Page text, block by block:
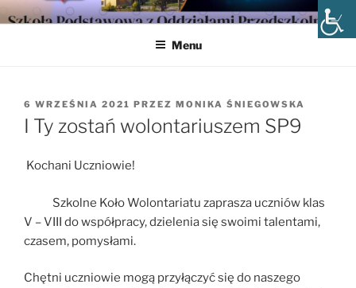
Przejdź
do
SZKOŁA PODSTAWOWA NR 9
W INOWROCŁAWIU
Menu
OPUBLIKOWANE
W
6 WRZEŚNIA 2021 PRZEZ MONIKA ŚNIEGOWSKA
I Ty zostań wolontariuszem SP9
Kochani Uczniowie!
Szkolne Koło Wolontariatu zaprasza uczniów klas
V – VIII do współpracy, dzielenia się swoimi talentami,
czasem, pomysłami.
Chętni uczniowie mogą przyłączyć się do naszego